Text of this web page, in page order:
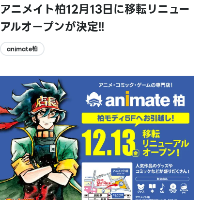
アニメイト柏12月13日に移転リニュー
アルオープンが決定!!
animate柏